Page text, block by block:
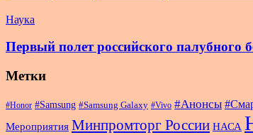
Наука
Первый полет российского палубного
Метки
#Honor #Samsung #Samsung Galaxy #Vivo #Анонсы
Мероприятия Минпромторг России НАСА